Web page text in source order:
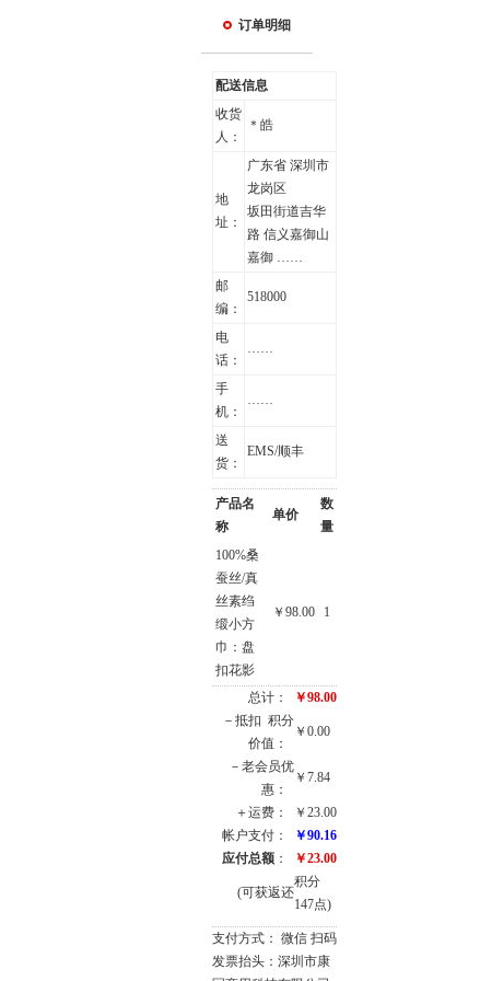
订单明细
配送信息
收货
人：
＊皓
地
址：
广东省 深圳市
龙岗区
坂田街道吉华
路 信义嘉御山
嘉御 ……
邮
编：
518000
电
话：
……
手
机：
……
送
货：
EMS/顺丰
产品名
称
单价
数
量
100%桑
蚕丝/真
丝素绉
缎小方
巾：盘
扣花影
￥98.00 1
总计：
￥98.00
－抵扣 积分
价值：
￥0.00
－老会员优
惠：
￥7.84
＋运费：
￥23.00
帐户支付：
￥90.16
应付总额： ￥23.00
(可获返还
积分
147点)
支付方式： 微信 扫码
发票抬头：深圳市康